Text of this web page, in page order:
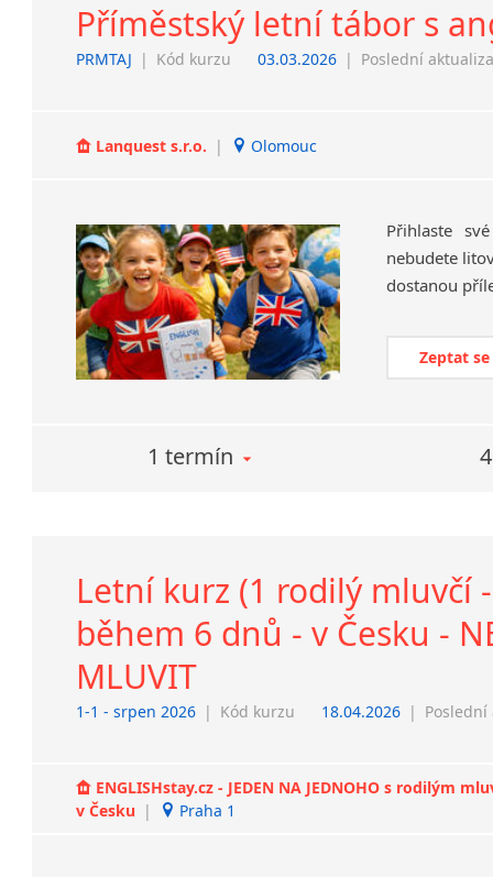
Příměstský letní tábor s
PRMTAJ | Kód kurzu 03.03.2026 | Poslední
Lanquest s.r.o. | Olomouc
Přihlaste
nebudete
Zeptat
1 termín
Letní kurz (1 rodilý mluvčí
během 6 dnů - v Česku -
MLUVIT
1-1 - srpen 2026 | Kód kurzu 18.04.2026 |
ENGLISHstay.cz - JEDEN NA JEDNOHO s rodilým
v Česku | Praha 1